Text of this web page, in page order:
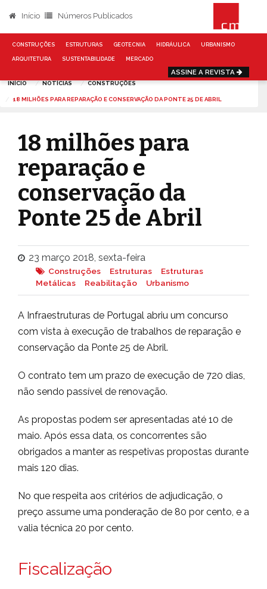
Início Números Publicados
CONSTRUÇÕES ESTRUTURAS GEOTECNIA HIDRÁULICA URBANISMO
ARQUITETURA SUSTENTABILIDADE MERCADO
ASSINE A REVISTA
INÍCIO NOTÍCIAS CONSTRUÇÕES
18 MILHÕES PARA REPARAÇÃO E CONSERVAÇÃO DA PONTE 25 DE ABRIL
18 milhões para
reparação e
conservação da
Ponte 25 de Abril
23 março 2018, sexta-feira
Construções Estruturas
Estruturas
Metálicas
Reabilitação Urbanismo
A Infraestruturas de Portugal abriu um concurso
com vista à execução de trabalhos de reparação e
conservação da Ponte 25 de Abril.
O contrato tem um prazo de execução de 720 dias,
não sendo passível de renovação.
As propostas podem ser apresentadas até 10 de
maio. Após essa data, os concorrentes são
obrigados a manter as respetivas propostas durante
mais 120 dias.
No que respeita aos critérios de adjudicação, o
preço assume uma ponderação de 80 por cento, e a
valia técnica 20 por cento.
Fiscalização